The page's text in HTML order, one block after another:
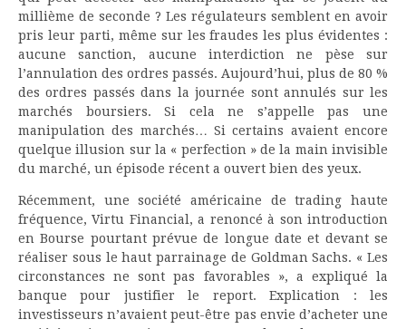
millième de seconde ? Les régulateurs semblent en avoir
pris leur parti, même sur les fraudes les plus évidentes :
aucune sanction, aucune interdiction ne pèse sur
l’annulation des ordres passés. Aujourd’hui, plus de 80 %
des ordres passés dans la journée sont annulés sur les
marchés boursiers. Si cela ne s’appelle pas une
manipulation des marchés… Si certains avaient encore
quelque illusion sur la « perfection » de la main invisible
du marché, un épisode récent a ouvert bien des yeux.
Récemment, une société américaine de trading haute
fréquence, Virtu Financial, a renoncé à son introduction
en Bourse pourtant prévue de longue date et devant se
réaliser sous le haut parrainage de Goldman Sachs. « Les
circonstances ne sont pas favorables », a expliqué la
banque pour justifier le report. Explication : les
investisseurs n’avaient peut-être pas envie d’acheter une